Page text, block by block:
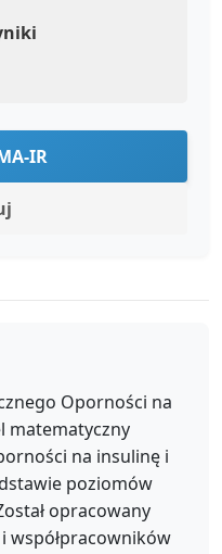
IR
Oporności na
matematyczny
na insulinę i
poziomów
opracowany
współpracowników